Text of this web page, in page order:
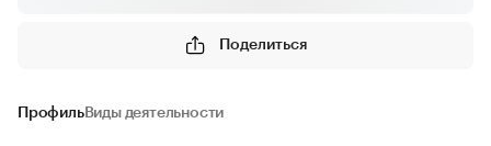
Поделиться
ПрофильВиды деятельности